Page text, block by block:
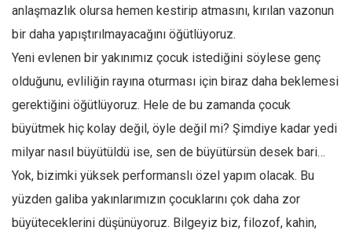
Afrika
İslam Dünyası
Tarih
Düşünce
Dosyalar
anlaşmazlık olursa hemen kestirip atmasını, kırılan vazonun
bir daha yapıştırılmayacağını öğütlüyoruz.
Yeni evlenen bir yakınımız çocuk istediğini söylese genç
olduğunu, evliliğin rayına oturması için biraz daha beklemesi
gerektiğini öğütlüyoruz. Hele de bu zamanda çocuk
büyütmek hiç kolay değil, öyle değil mi? Şimdiye kadar yedi
milyar nasıl büyütüldü ise, sen de büyütürsün desek bari…
Yok, bizimki yüksek performanslı özel yapım olacak. Bu
yüzden galiba yakınlarımızın çocuklarını çok daha zor
büyüteceklerini düşünüyoruz. Bilgeyiz biz, filozof, kahin,